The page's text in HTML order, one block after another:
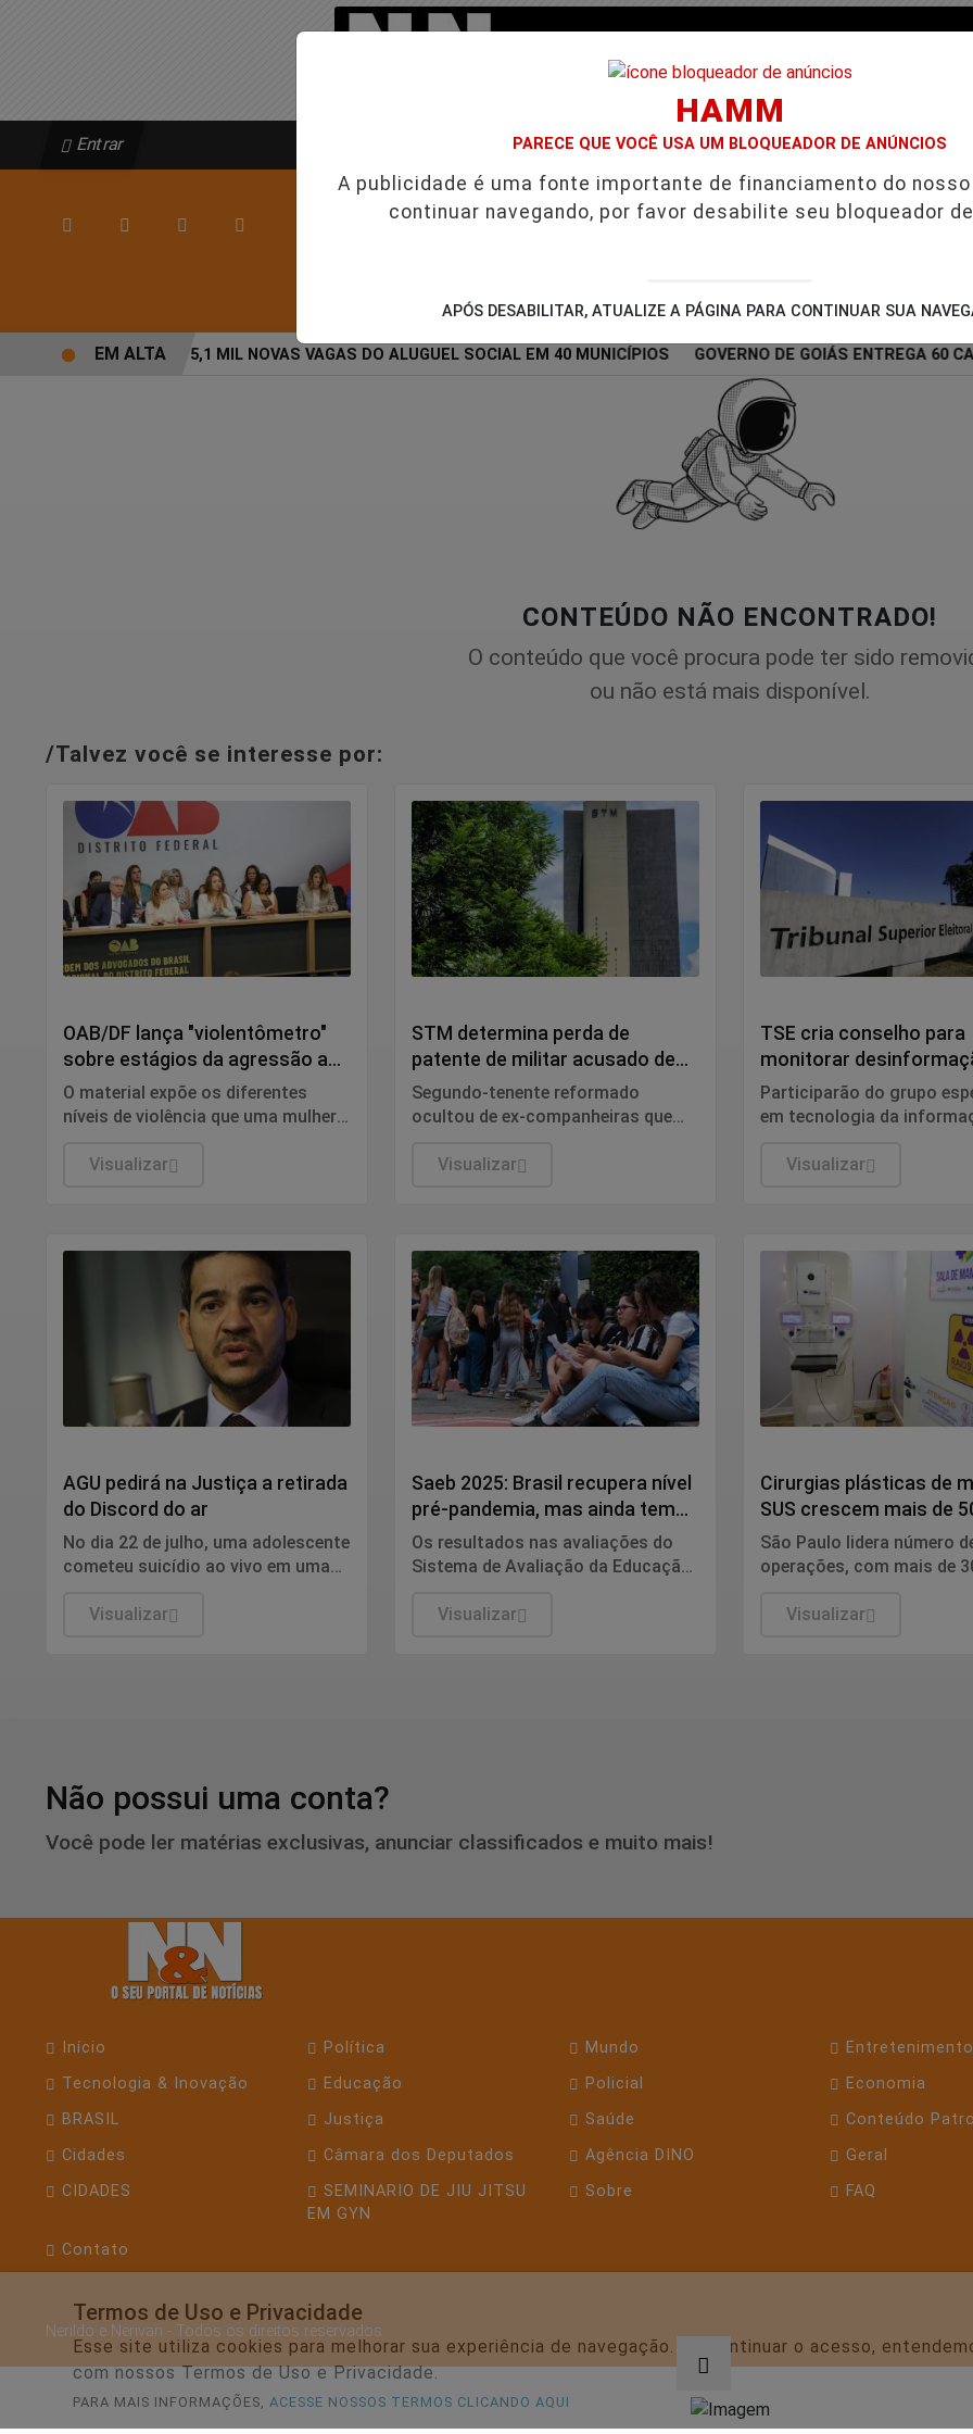
Entrar
ESPORTES / GUIA COMERCIAL / NOTÍCIAS / FUTEBOL /
AGEHAB ABRE 5,1 MIL NOVAS VAGAS DO ALUGUEL SOCIAL EM 40 MUNICÍPIOS GOVERNO DE GOIÁS ENTREGA 60
EM ALTA
CONTEÚDO NÃO ENCONTRADO!
O conteúdo que você procura pode ter sido
ou não está mais disponível.
/Talvez você se interesse por:
OAB/DF lança "violentômetro"
sobre estágios da agressão a
mulheres
O material expõe os diferentes
níveis de violência que uma mulher
estágios: "Fique Atenta", "Proteja-
Visualizar
STM determina perda de
patente de militar acusado de
transmitir HIV
Segundo-tenente reformado
ocultou de ex-companheiras que
conduta diz respeito à vida privada
Visualizar
TSE cria conselho para
monitorar
nas eleições
Participarão do grupo
em tecnologia da
internacionais e saúde
Visualizar
AGU pedirá na Justiça a retirada
do Discord do ar
No dia 22 de julho, uma adolescente
cometeu suicídio ao vivo em uma
Visualizar
Saeb 2025: Brasil recupera nível
pré-pandemia, mas ainda tem
gargalos
Os resultados nas avaliações do
Sistema de Avaliação da Educação
nesta quarta-feira (5) pelo
Visualizar
Cirurgias plásticas de
SUS crescem mais de
dez anos
São Paulo lidera número
operações, com mais de
números da Sociedade
Visualizar
Não possui uma conta?
Você pode ler matérias exclusivas, anunciar classificados e muito mais!
Início Política Mundo
Tecnologia & Inovação
Educação Policial
Economia
BRASIL
Justiça Saúde
Conteúdo
Cidades
Câmara dos Deputados Agência DINO
Geral
CIDADES
SEMINARIO DE JIU JITSU
EM GYN
Sobre FAQ
Contato
Nerildo e Nerivan - Todos os direitos reservados
HAMM
PARECE QUE VOCÊ USA UM BLOQUEADOR DE ANÚNCIOS
A publicidade é uma fonte importante de financiamento do
continuar navegando, por favor desabilite seu bloqueador
APÓS DESABILITAR, ATUALIZE A PÁGINA PARA CONTINUAR SUA
Termos de Uso e Privacidade
Esse site utiliza cookies para melhorar sua experiência de navegação. Ao continuar o acesso,
com nossos Termos de Uso e Privacidade.
PARA MAIS INFORMAÇÕES,ACESSE NOSSOS TERMOS CLICANDO AQUI